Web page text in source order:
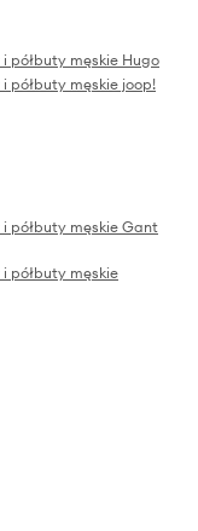
półbuty męskie Hugo
półbuty męskie joop!
półbuty męskie Gant
półbuty męskie